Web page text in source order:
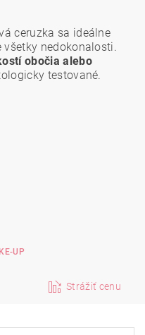
ceruzka sa ideálne
nedokonalosti.
obočia alebo
testované.
UP
Strážiť cenu